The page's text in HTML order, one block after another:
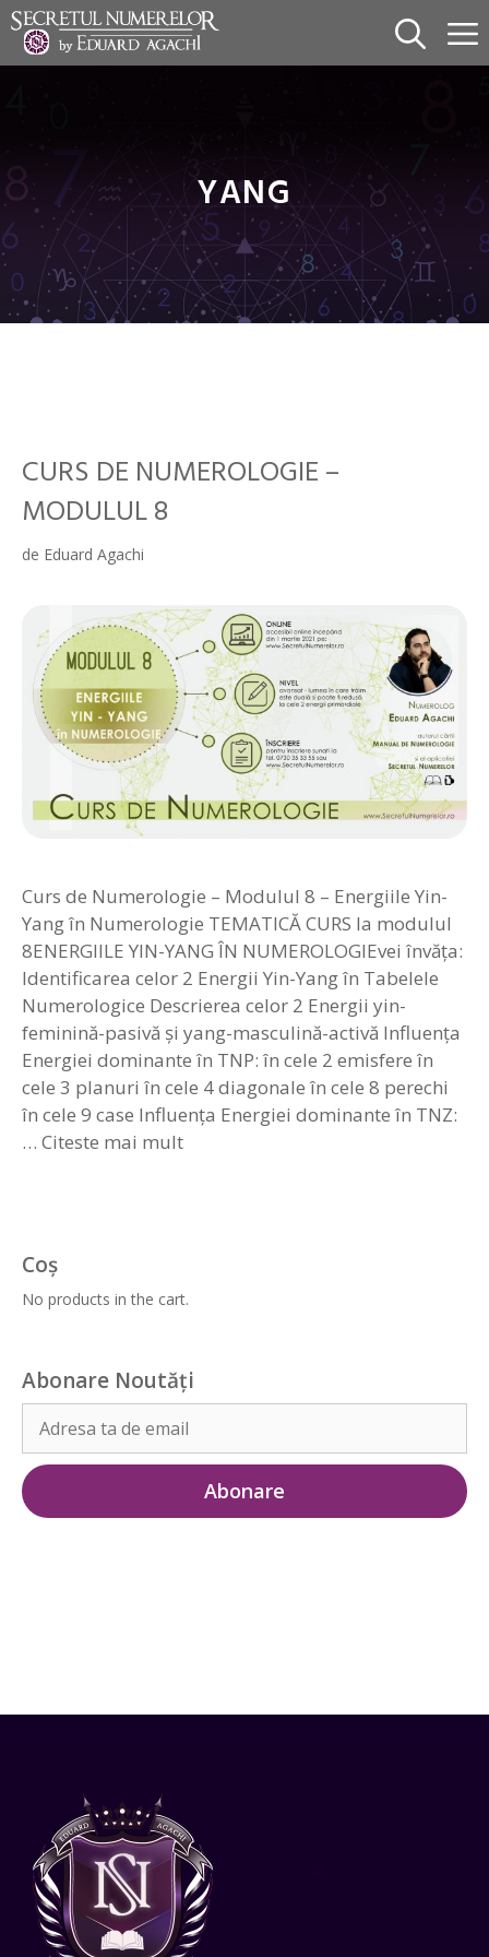
Sari
conținut
YANG
CURS DE NUMEROLOGIE –
MODULUL 8
de Eduard Agachi
Curs de Numerologie – Modulul 8 – Energiile Yin-
Yang în Numerologie TEMATICĂ CURS la modulul
8ENERGIILE YIN-YANG ÎN NUMEROLOGIEvei învăța:
Identificarea celor 2 Energii Yin-Yang în Tabelele
Numerologice Descrierea celor 2 Energii yin-
feminină-pasivă și yang-masculină-activă Influența
Energiei dominante în TNP: în cele 2 emisfere în
cele 3 planuri în cele 4 diagonale în cele 8 perechi
în cele 9 case Influența Energiei dominante în TNZ:
… Citeste mai mult
Coș
No products in the cart.
Abonare Noutăți